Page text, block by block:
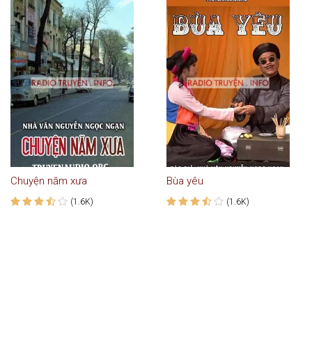
Chuyện năm xưa
(1.6K)
Bùa yêu
(1.6K)